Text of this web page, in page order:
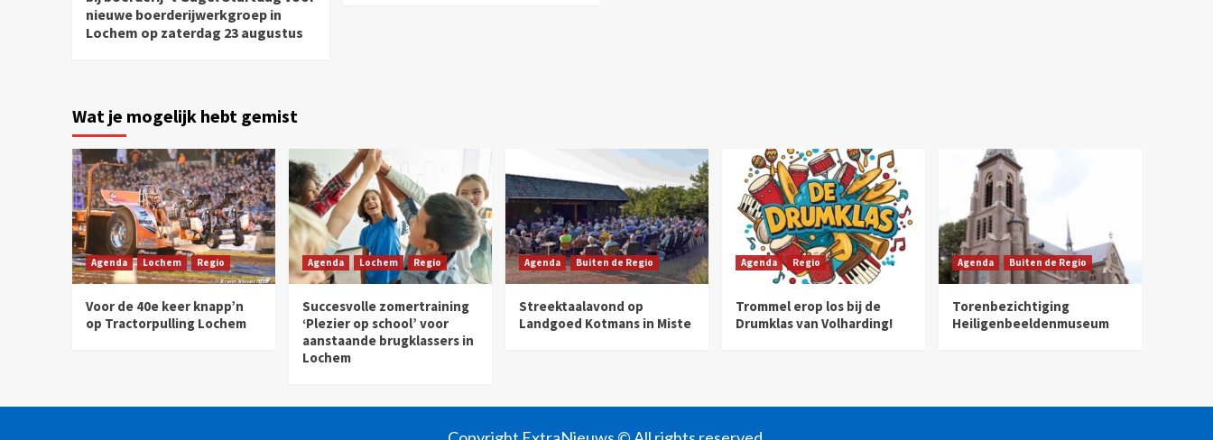
nieuwe boerderijwerkgroep in
Lochem op zaterdag 23 augustus
Wat je mogelijk hebt gemist
Agenda Lochem Regio
Voor de 40e keer knapp’n
op Tractorpulling Lochem
Agenda Lochem Regio
Succesvolle zomertraining
‘Plezier op school’ voor
aanstaande brugklassers in
Lochem
Agenda Buiten de Regio
Streektaalavond op
Landgoed Kotmans in Miste
Agenda Regio
Trommel erop los bij de
Drumklas van Volharding!
Agenda Buiten de Regio
Torenbezichtiging
Heiligenbeeldenmuseum